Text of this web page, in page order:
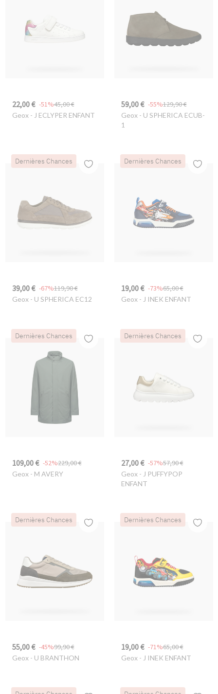
22,00 € 45,00 €
-51%
Geox- J ECLYPER ENFANT
59,00 € 129,90 €
-55%
Geox- U SPHERICA ECUB-
1
Dernières Chances
39,00 € 119,90 €
-67%
Geox- U SPHERICA EC12
Dernières Chances
19,00 € 65,00 €
-73%
Geox- J INEK ENFANT
Dernières Chances
109,00 € 229,00 €
-52%
Geox- M AVERY
Dernières Chances
27,00 € 57,90 €
-57%
Geox- J PUFFYPOP
ENFANT
Dernières Chances
55,00 € 99,90 €
-45%
Geox- U BRANTHON
Dernières Chances
19,00 € 65,00 €
-71%
Geox- J INEK ENFANT